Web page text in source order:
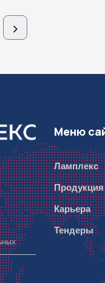
Меню
Ламплекс
Продукция
Карьера
Тендеры